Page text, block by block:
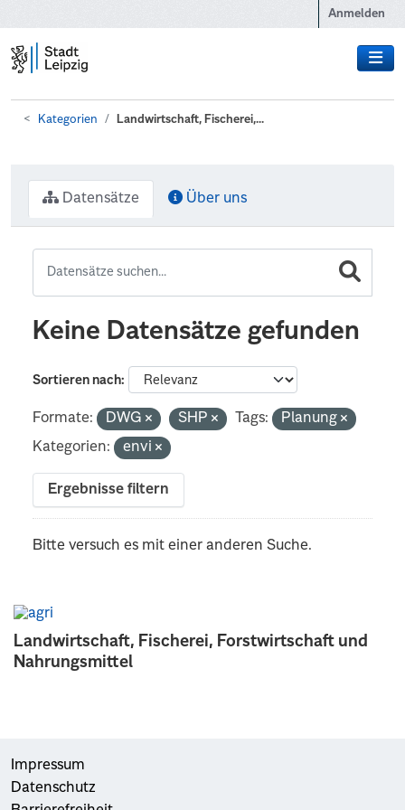
Anmelden
Kategorien Landwirtschaft, Fischerei,...
Landwirtschaft, Fischerei, Forstwirtschaft und
Nahrungsmittel
Datensätze Über uns
Keine Datensätze gefunden
Sortieren nach
Formate: DWG SHP Tags:
Planung
Kategorien:
envi
Ergebnisse filtern
Bitte versuch es mit einer anderen Suche.
Impressum
Datenschutz